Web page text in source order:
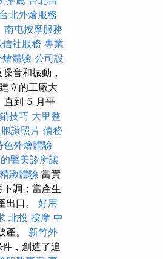
台北外燴服務
南屯按摩服務
信社服務 專業
體驗 公司設
音和振動，
立的工廠大
直到 5 月平
技巧 大里整
證照片 債務
色外燴體驗
醫美診所讓
緻體驗 當實
調；當產生
出口。 好用
北投 按摩 中
產。 新竹外
，創造了追